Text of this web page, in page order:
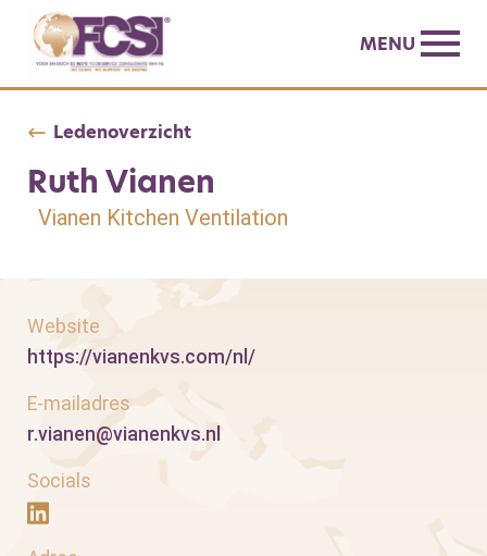
MENU
Ledenoverzicht
Ruth Vianen
Vianen Kitchen Ventilation
Website
https://vianenkvs.com/nl/
E-mailadres
r.vianen@vianenkvs.nl
Socials